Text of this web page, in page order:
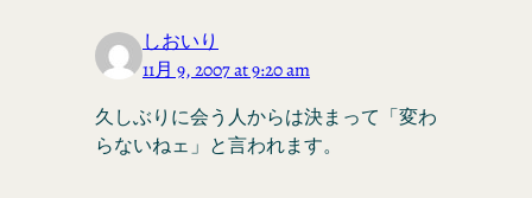
しおいり
11月 9, 2007 at 9:20 am
久しぶりに会う人からは決まって「変わ
らないねェ」と言われます。